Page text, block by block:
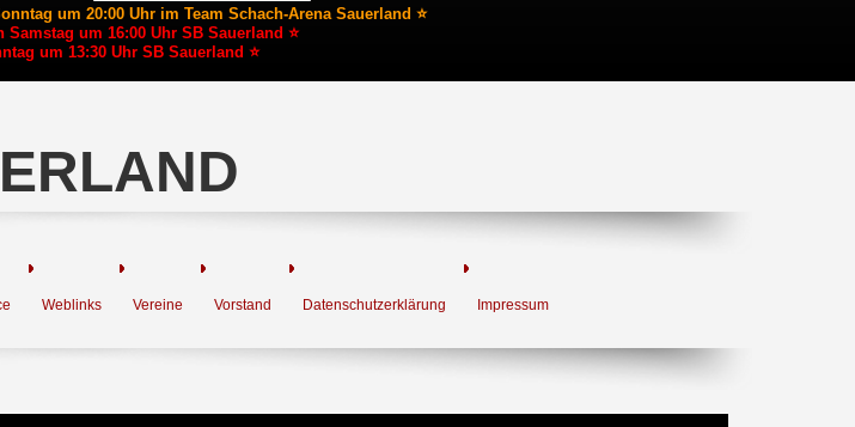
um 20:00 Uhr im Team Schach-Arena Sauerland ⭐
um 16:00 Uhr SB Sauerland ⭐
um 13:30 Uhr SB Sauerland ⭐
Weblinks Vereine Vorstand Datenschutzerklärung Impressum